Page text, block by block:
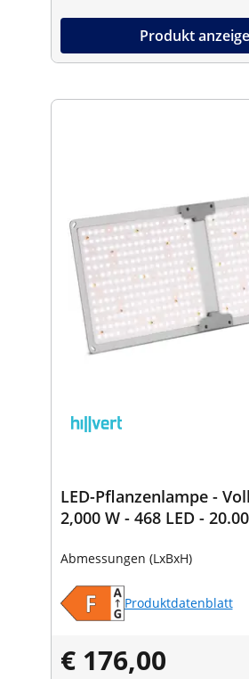
Produkt
LED-Pflanzenlampe -
2,000 W - 468 LED -
Abmessungen (LxBxH)
Produktdatenblatt
€ 176,00